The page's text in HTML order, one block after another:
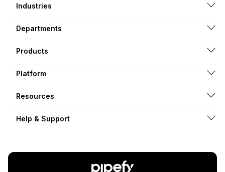
Industries
Departments
Products
Platform
Resources
Help & Support